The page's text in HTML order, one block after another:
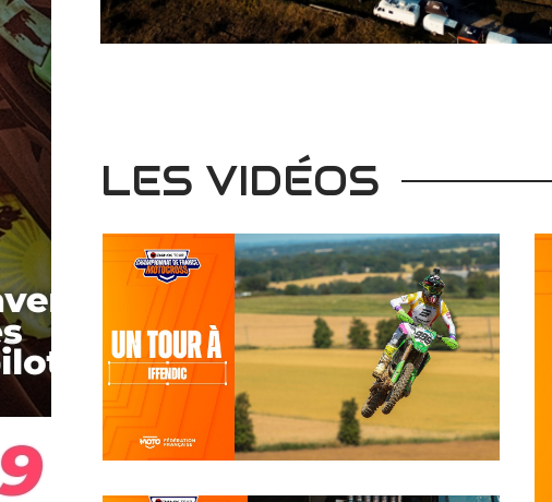
LES VIDÉOS
Iffendic (35)
Let’s go, on pert en
caméra embarquée avec
Romain Febvre à Iffendic